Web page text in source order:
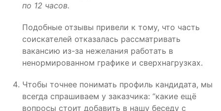
по 12 часов.
Подобные отзывы привели к тому, что часть
соискателей отказалась рассматривать
вакансию из-за нежелания работать в
ненормированном графике и сверхнагрузках.
Чтобы точнее понимать профиль кандидата, мы
всегда спрашиваем у заказчика: “какие ещё
вопросы стоит добавить в нашу беседу с